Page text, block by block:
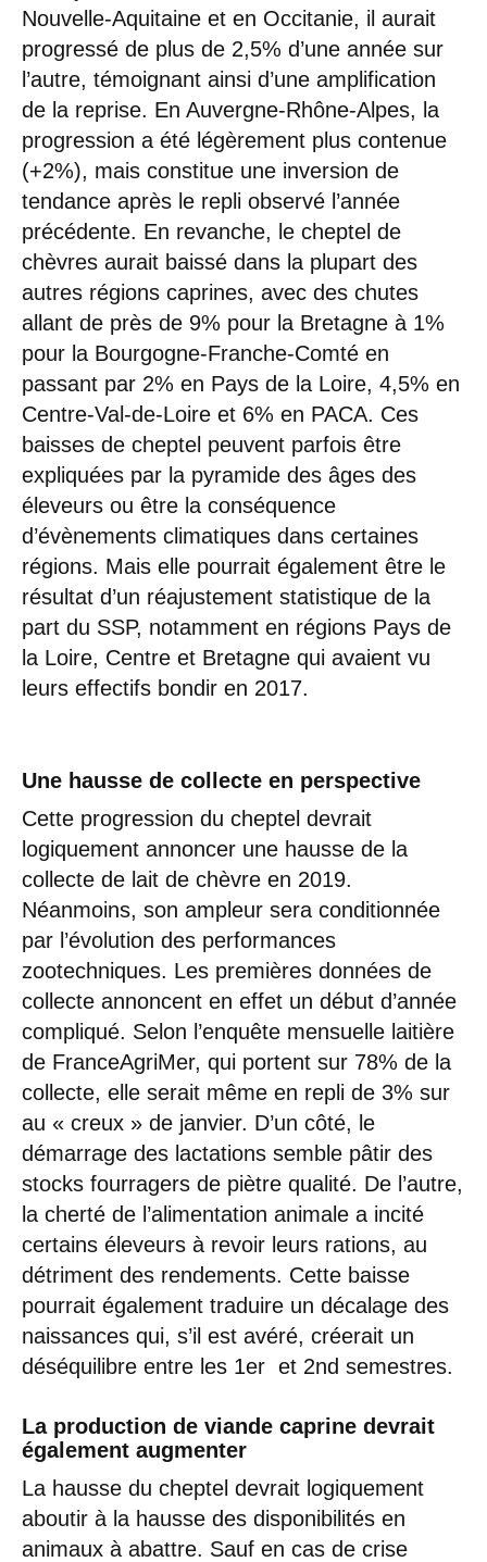
Nouvelle-Aquitaine et en Occitanie, il aurait
progressé de plus de 2,5% d’une année sur
l’autre, témoignant ainsi d’une amplification
de la reprise. En Auvergne-Rhône-Alpes, la
progression a été légèrement plus contenue
(+2%), mais constitue une inversion de
tendance après le repli observé l’année
précédente. En revanche, le cheptel de
chèvres aurait baissé dans la plupart des
autres régions caprines, avec des chutes
allant de près de 9% pour la Bretagne à 1%
pour la Bourgogne-Franche-Comté en
passant par 2% en Pays de la Loire, 4,5% en
Centre-Val-de-Loire et 6% en PACA. Ces
baisses de cheptel peuvent parfois être
expliquées par la pyramide des âges des
éleveurs ou être la conséquence
d’évènements climatiques dans certaines
régions. Mais elle pourrait également être le
résultat d’un réajustement statistique de la
part du SSP, notamment en régions Pays de
la Loire, Centre et Bretagne qui avaient vu
leurs effectifs bondir en 2017.
Une hausse de collecte en perspective
Cette progression du cheptel devrait
logiquement annoncer une hausse de la
collecte de lait de chèvre en 2019.
Néanmoins, son ampleur sera conditionnée
par l’évolution des performances
zootechniques. Les premières données de
collecte annoncent en effet un début d’année
compliqué. Selon l’enquête mensuelle laitière
de FranceAgriMer, qui portent sur 78% de la
collecte, elle serait même en repli de 3% sur
au « creux » de janvier. D’un côté, le
démarrage des lactations semble pâtir des
stocks fourragers de piètre qualité. De l’autre,
la cherté de l’alimentation animale a incité
certains éleveurs à revoir leurs rations, au
détriment des rendements. Cette baisse
pourrait également traduire un décalage des
naissances qui, s’il est avéré, créerait un
déséquilibre entre les 1er et 2nd semestres.
La production de viande caprine devrait
également augmenter
La hausse du cheptel devrait logiquement
aboutir à la hausse des disponibilités en
animaux à abattre. Sauf en cas de crise